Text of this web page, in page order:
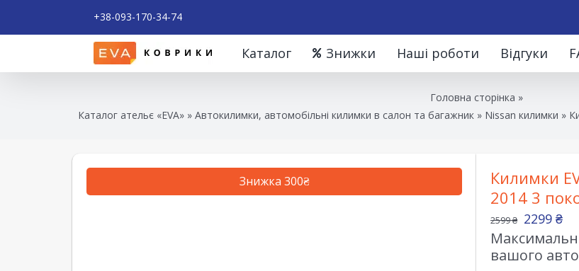
+38-093-170-34-74
Каталог Знижки Наші роботи Відгуки
Головна сторінка »
Каталог ательє «EVA» » Автокилимки, автомобільні килимки в салон та багажник » Nissan килимки »
Знижка 300₴
Килимки
2014 3
2599₴ 2299 ₴
вашого